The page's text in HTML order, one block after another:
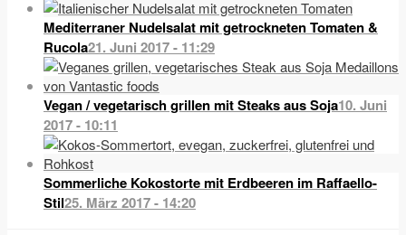
Mediterraner Nudelsalat mit getrockneten Tomaten &
Rucola21. Juni 2017 - 11:29
Vegan / vegetarisch grillen mit Steaks aus Soja10. Juni
2017 - 10:11
Sommerliche Kokostorte mit Erdbeeren im Raffaello-
Stil25. März 2017 - 14:20